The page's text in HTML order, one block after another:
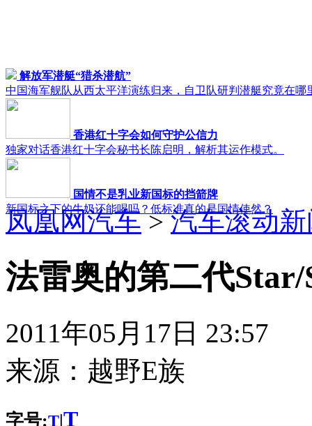
解放军潜艇“猎杀潜航”
中国海军舰队从西太平洋演练归来，自卫队研判潜艇究竟在哪
香港红十字会如何守护公信力
独家对话香港红十字会秘书长陈启明，解析其运作模式。
国情不是乳业新国标的挡箭牌
新国标之下的牛奶还能喝吗？低标准真的是国情使然？
凤凰网汽车>汽车滚动
法雷奥的第二代
2011年05月17日 23:57
来源： 越野E族
字号:T|T